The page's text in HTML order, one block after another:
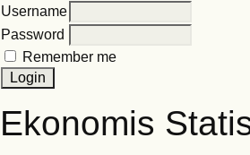
Username
Password
Remember me
Ekonomis